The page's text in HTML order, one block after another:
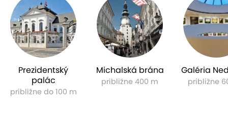
nevzniknú, a preto sa kurz aj viac oplatí. Zaplatíte
iba za kvalitu.
Prezidentský
palác
približne do 100 m
Michalská brána
približne 400 m
Galéria
približne